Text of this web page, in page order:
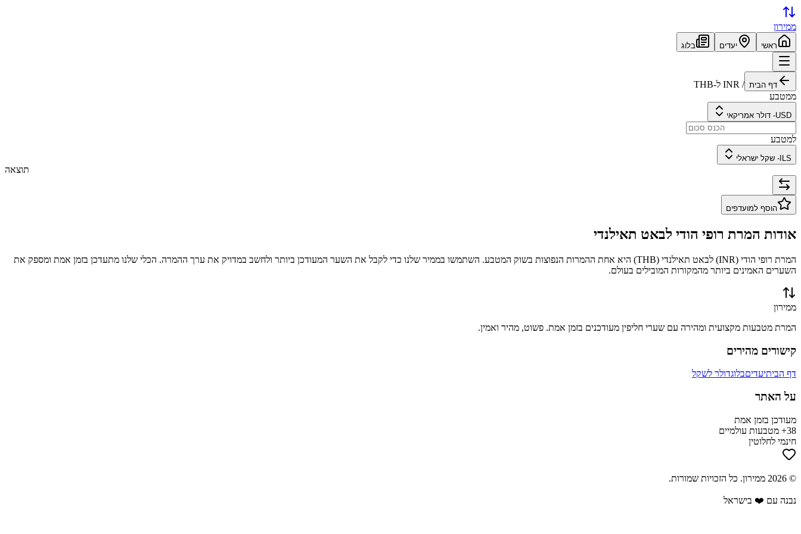
ממירון
ראשי יעדים בלוג
דף הבית /
INR ל-THB
ממטבע
USD
- דולר אמריקאי
למטבע
ILS
- שקל ישראלי
תוצאה
הוסף למועדפים
אודות המרת רופי הודי לבאט תאילנדי
המרת רופי הודי (
INR) לבאט תאילנדי (
THB) היא אחת ההמרות הנפוצות בשוק המטבע. השתמשו בממיר שלנו כדי לקבל את השער המעודכן ביותר ולחשב במדויק את ערך ההמרה. הכלי שלנו מתעדכן בזמן אמת ומספק את
השערים האמינים ביותר מהמקורות המובילים בעולם.
ממירון
המרת מטבעות מקצועית ומהירה עם שערי חליפין מעודכנים בזמן אמת. פשוט, מהיר ואמין.
קישורים מהירים
דף הביתיעדיםבלוגדולר לשקל
על האתר
מעודכן בזמן אמת
38+ מטבעות עולמיים
חינמי לחלוטין
©
2026 ממירון. כל הזכויות שמורות.
נבנה עם ❤️ בישראל